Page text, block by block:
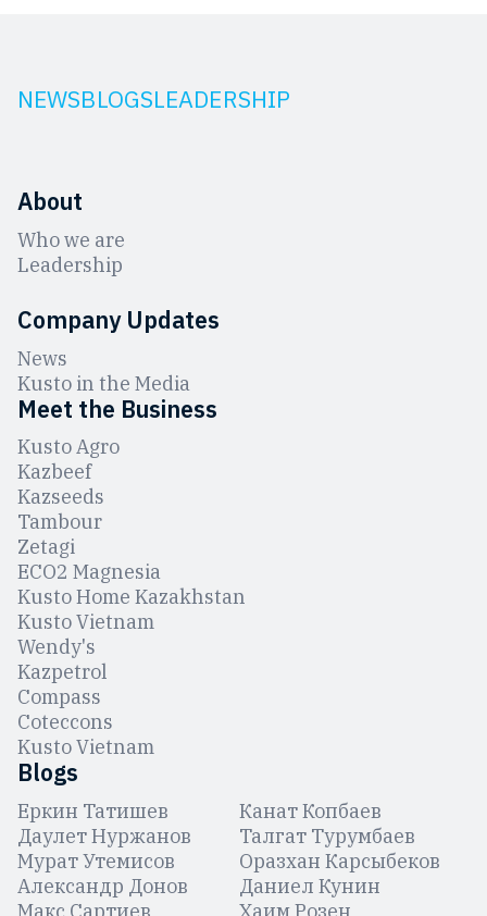
NEWSBLOGSLEADERSHIP
About
Who we are
Leadership
Company Updates
News
Kusto in the Media
Meet the Business
Kusto Agro
Kazbeef
Kazseeds
Tambour
Zetagi
ЕCO2 Magnesia
Kusto Home Kazakhstan
Kusto Vietnam
Wendy's
Kazpetrol
Compass
Coteccons
Kusto Vietnam
Blogs
Еркин Татишев
Канат Копбаев
Даулет Нуржанов
Талгат Турумбаев
Мурат Утемисов
Оразхан Карсыбеков
Александр Донов
Даниел Кунин